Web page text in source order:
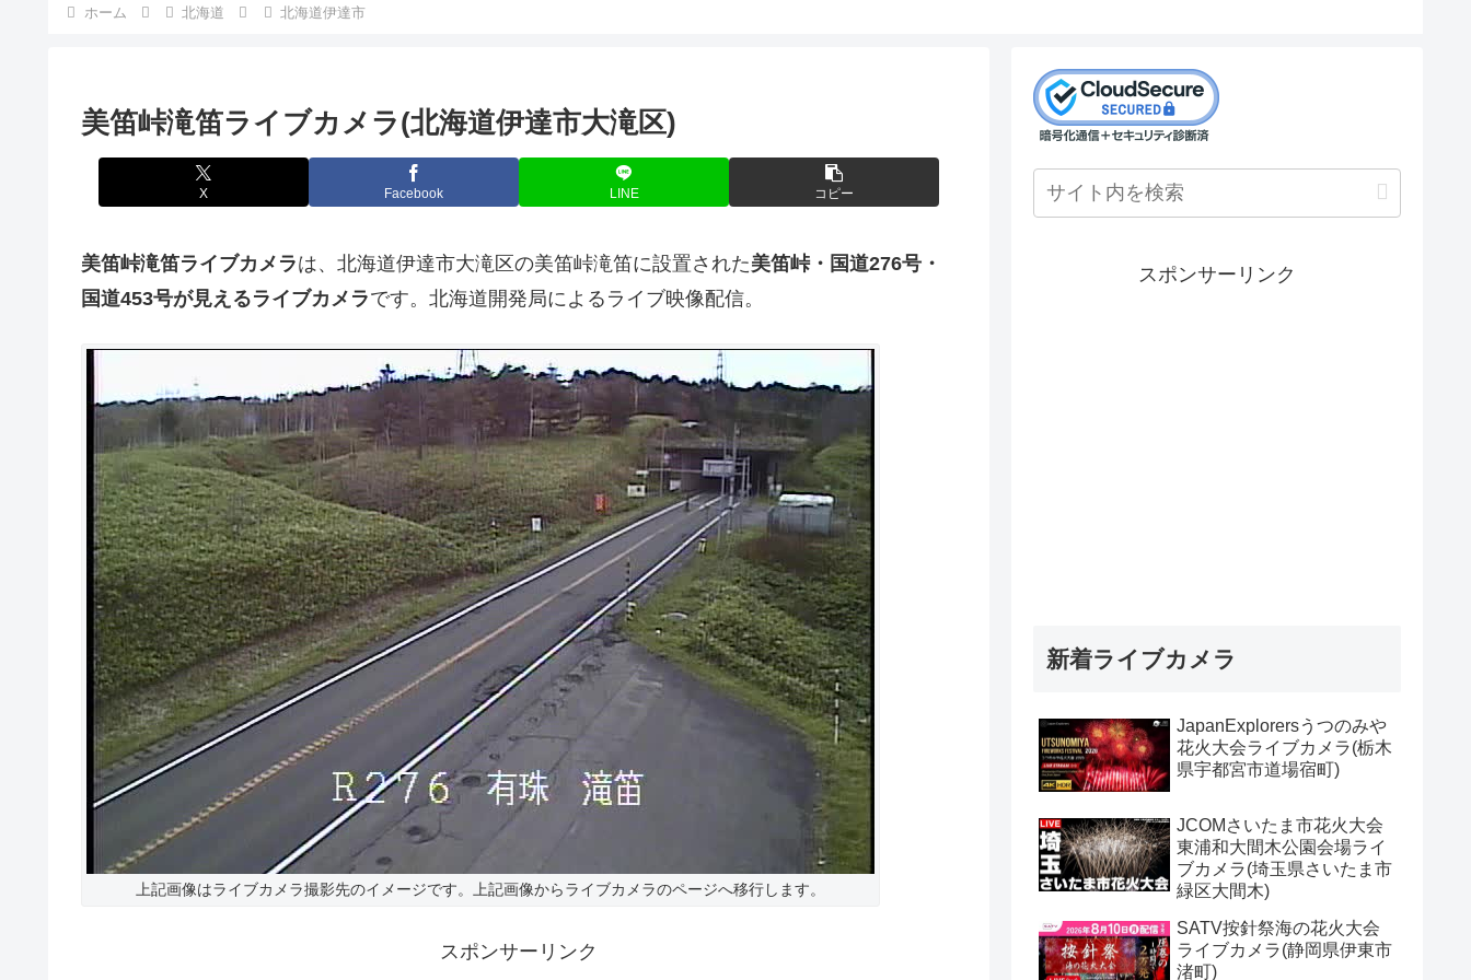
ホーム 北海道 北海道伊達市
美笛峠滝笛ライブカメラ(北海道伊達市大滝区)
X Facebook LINE コピー
美笛峠滝笛ライブカメラは、北海道伊達市大滝区の美笛峠滝笛に設置された美笛峠・国道276号・
国道453号が見えるライブカメラです。北海道開発局によるライブ映像配信。
上記画像はライブカメラ撮影先のイメージです。上記画像からライブカメラのページへ移行します。
スポンサーリンク
スポンサーリンク
新着ライブカメラ
JapanExplorersうつのみや
花火大会ライブカメラ(栃木
県宇都宮市道場宿町)
JCOMさいたま市花火大会
東浦和大間木公園会場ライ
ブカメラ(埼玉県さいたま市
緑区大間木)
SATV按針祭海の花火大会
ライブカメラ(静岡県伊東市
渚町)